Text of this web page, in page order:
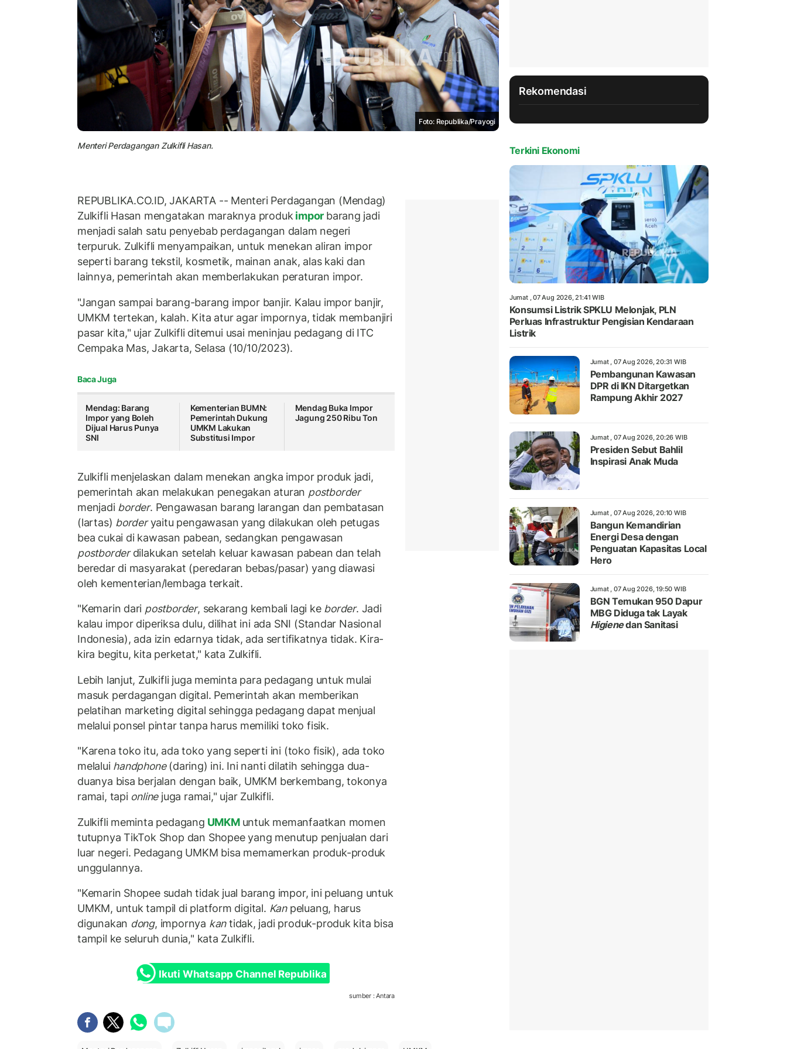
Foto: Republika/Prayogi
Menteri Perdagangan Zulkifli Hasan.
REPUBLIKA.CO.ID, JAKARTA -- Menteri Perdagangan (Mendag)
Zulkifli Hasan mengatakan maraknya produk impor barang jadi
menjadi salah satu penyebab perdagangan dalam negeri
terpuruk. Zulkifli menyampaikan, untuk menekan aliran impor
seperti barang tekstil, kosmetik, mainan anak, alas kaki dan
lainnya, pemerintah akan memberlakukan peraturan impor.
"Jangan sampai barang-barang impor banjir. Kalau impor banjir,
UMKM tertekan, kalah. Kita atur agar impornya, tidak membanjiri
pasar kita," ujar Zulkifli ditemui usai meninjau pedagang di ITC
Cempaka Mas, Jakarta, Selasa (10/10/2023).
Baca Juga
Mendag: Barang
Impor yang Boleh
Dijual Harus Punya
SNI
Kementerian BUMN:
Pemerintah Dukung
UMKM Lakukan
Substitusi Impor
Mendag Buka Impor
Jagung 250 Ribu Ton
Zulkifli menjelaskan dalam menekan angka impor produk jadi,
pemerintah akan melakukan penegakan aturan postborder
menjadi border. Pengawasan barang larangan dan pembatasan
(lartas) borderyaitu pengawasan yang dilakukan oleh petugas
bea cukai di kawasan pabean, sedangkan pengawasan
postborderdilakukan setelah keluar kawasan pabean dan telah
beredar di masyarakat (peredaran bebas/pasar) yang diawasi
oleh kementerian/lembaga terkait.
"Kemarin dari postborder, sekarang kembali lagi ke border. Jadi
kalau impor diperiksa dulu, dilihat ini ada SNI (Standar Nasional
Indonesia), ada izin edarnya tidak, ada sertifikatnya tidak. Kira-
kira begitu, kita perketat," kata Zulkifli.
Lebih lanjut, Zulkifli juga meminta para pedagang untuk mulai
masuk perdagangan digital. Pemerintah akan memberikan
pelatihan marketing digital sehingga pedagang dapat menjual
melalui ponsel pintar tanpa harus memiliki toko fisik.
"Karena toko itu, ada toko yang seperti ini (toko fisik), ada toko
melalui handphone(daring) ini. Ini nanti dilatih sehingga dua-
duanya bisa berjalan dengan baik, UMKM berkembang, tokonya
ramai, tapi onlinejuga ramai," ujar Zulkifli.
Zulkifli meminta pedagang UMKM untuk memanfaatkan momen
tutupnya TikTok Shop dan Shopee yang menutup penjualan dari
luar negeri. Pedagang UMKM bisa memamerkan produk-produk
unggulannya.
"Kemarin Shopee sudah tidak jual barang impor, ini peluang untuk
UMKM, untuk tampil di platform digital. Kanpeluang, harus
digunakan dong, impornya kantidak, jadi produk-produk kita bisa
tampil ke seluruh dunia," kata Zulkifli.
Ikuti Whatsapp Channel Republika
sumber : Antara
Rekomendasi
Terkini Ekonomi
Jumat , 07 Aug 2026, 21:41 WIB
Konsumsi Listrik SPKLU Melonjak, PLN
Perluas Infrastruktur Pengisian Kendaraan
Listrik
Jumat , 07 Aug 2026, 20:31 WIB
Pembangunan Kawasan
DPR di IKN Ditargetkan
Rampung Akhir 2027
Jumat , 07 Aug 2026, 20:26 WIB
Presiden Sebut Bahlil
Inspirasi Anak Muda
Jumat , 07 Aug 2026, 20:10 WIB
Bangun Kemandirian
Energi Desa dengan
Penguatan Kapasitas Local
Hero
Jumat , 07 Aug 2026, 19:50 WIB
BGN Temukan 950 Dapur
MBG Diduga tak Layak
Higienedan Sanitasi